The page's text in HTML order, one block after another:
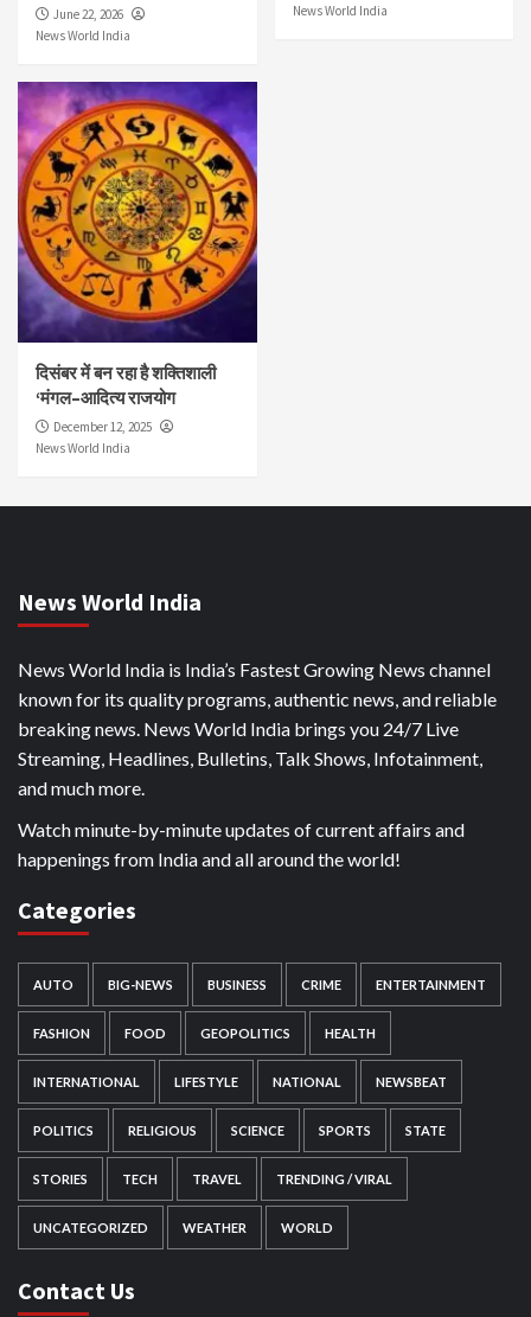
June 22, 2026
News World India
News World India
दिसंबर में बन रहा है शक्तिशाली
‘मंगल–आदित्य राजयोग
December 12, 2025
News World India
News World India
News World India is India’s Fastest Growing News channel
known for its quality programs, authentic news, and reliable
breaking news. News World India brings you 24/7 Live
Streaming, Headlines, Bulletins, Talk Shows, Infotainment,
and much more.
Watch minute-by-minute updates of current affairs and
happenings from India and all around the world!
Categories
AUTO BIG-NEWS BUSINESS CRIME ENTERTAINMENT
FASHION FOOD GEOPOLITICS HEALTH
INTERNATIONAL LIFESTYLE NATIONAL NEWSBEAT
POLITICS RELIGIOUS SCIENCE SPORTS STATE
STORIES TECH TRAVEL TRENDING / VIRAL
UNCATEGORIZED WEATHER WORLD
Contact Us